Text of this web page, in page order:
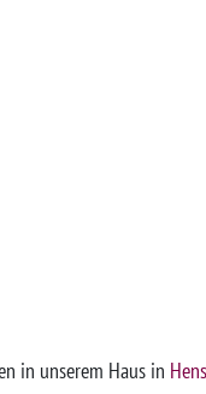
in unserem Haus in